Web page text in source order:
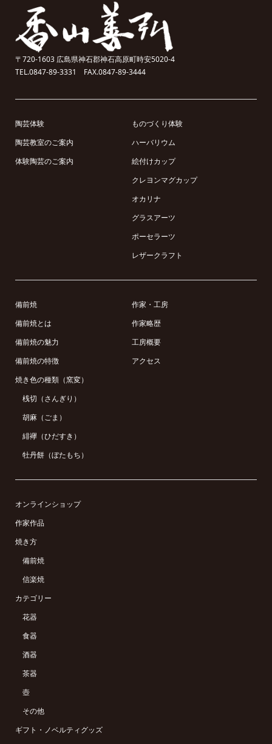
〒720-1603 広島県神石郡神石高原町時安5020-4
TEL.0847-89-3331 FAX.0847-89-3444
陶芸体験
陶芸教室のご案内
体験陶芸のご案内
ものづくり体験
ハーバリウム
絵付けカップ
クレヨンマグカップ
オカリナ
グラスアーツ
ポーセラーツ
レザークラフト
備前焼
備前焼とは
備前焼の魅力
備前焼の特徴
焼き色の種類（窯変）
桟切（さんぎり）
胡麻（ごま）
緋襷（ひだすき）
牡丹餅（ぼたもち）
作家・工房
作家略歴
工房概要
アクセス
オンラインショップ
作家作品
焼き方
備前焼
信楽焼
カテゴリー
花器
食器
酒器
茶器
壺
その他
ギフト・ノベルティグッズ